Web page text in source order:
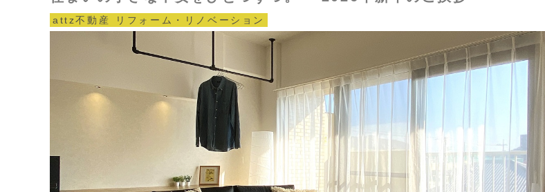
attz不動産 リフォーム・リノベーション